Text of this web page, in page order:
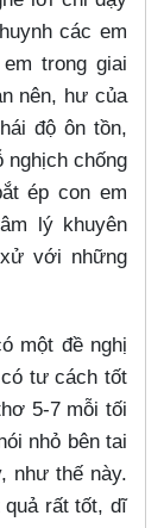
các em
trong giai
nên, hư của
độ ôn tồn,
nghịch chống
ép con em
lý khuyên
với những
một đề nghị
tư cách tốt
5-7 mỗi tối
nhỏ bên tai
như thế này.
rất tốt, dĩ